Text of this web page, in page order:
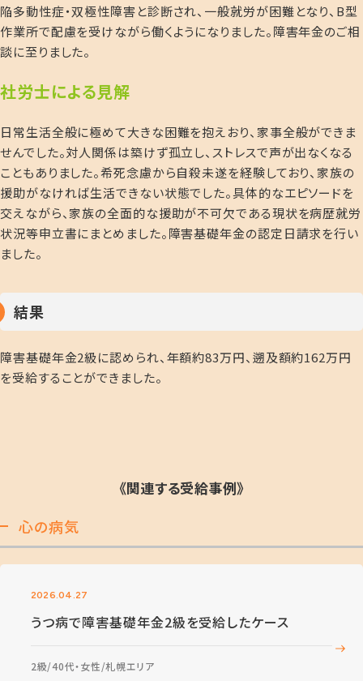
陥多動性症・双極性障害と診断され、一般就労が困難となり、 B型
作業所で配慮を受けながら働くようになりました。障害年金のご相
談に至りました。
社労士による見解
日常生活全般に極めて大きな困難を抱えおり、家事全般ができま
せんでした。対人関係は築けず孤立し、ストレスで声が出なくなる
こともありました。希死念慮から自殺未遂を経験しており、家族の
援助がなければ生活できない状態でした。具体的なエピソードを
交えながら、家族の全面的な援助が不可欠である現状を病歴就労
状況等申立書にまとめました。障害基礎年金の認定日請求を行い
ました。
結果
障害基礎年金2級に認められ、年額約83万円、遡及額約162万円
を受給することができました。
《関連する受給事例》
心の病気
2026.04.27
うつ病で障害基礎年金2級を受給したケース
2級 40代・女性 札幌エリア